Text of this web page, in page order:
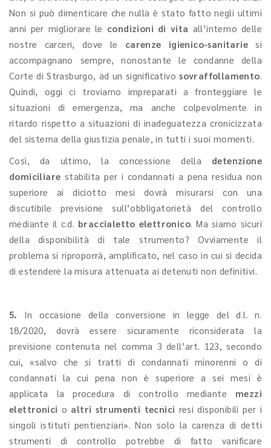
Non si può dimenticare che nulla è stato fatto negli ultimi
anni per migliorare le condizioni di vita all’interno delle
nostre carceri, dove le carenze igienico-sanitarie si
accompagnano sempre, nonostante le condanne della
Corte di Strasburgo, ad un significativosovraffollamento
Quindi, oggi ci troviamo impreparati a fronteggiare le
situazioni di emergenza, ma anche colpevolmente in
ritardo rispetto a situazioni di inadeguatezza cronicizzata
del sistema della giustizia penale, in tutti i suoi momenti.
Così, da ultimo, la concessione della detenzione
domiciliare stabilita per i condannati a pena residua non
superiore ai diciotto mesi dovrà misurarsi con una
discutibile previsione sull’obbligatorietà del controllo
mediante il c.d. braccialetto elettronico . Ma siamo sicuri
della disponibilità di tale strumento? Ovviamente il
problema si riproporrà, amplificato, nel caso in cui si decida
di estendere la misura attenuata ai detenuti non definitivi.
5. In occasione della conversione in legge del d.l. n.
18/2020, dovrà essere sicuramente riconsiderata la
previsione contenuta nel comma 3 dell’art. 123, secondo
cui, «salvo che si tratti di condannati minorenni o di
condannati la cui pena non è superiore a sei mesi è
applicata la procedura di controllo mediante mezzi
elettronici o altri strumenti tecnici resi disponibili per i
singoli istituti pentienziari». Non solo la carenza di detti
strumenti di controllo potrebbe di fatto vanificare